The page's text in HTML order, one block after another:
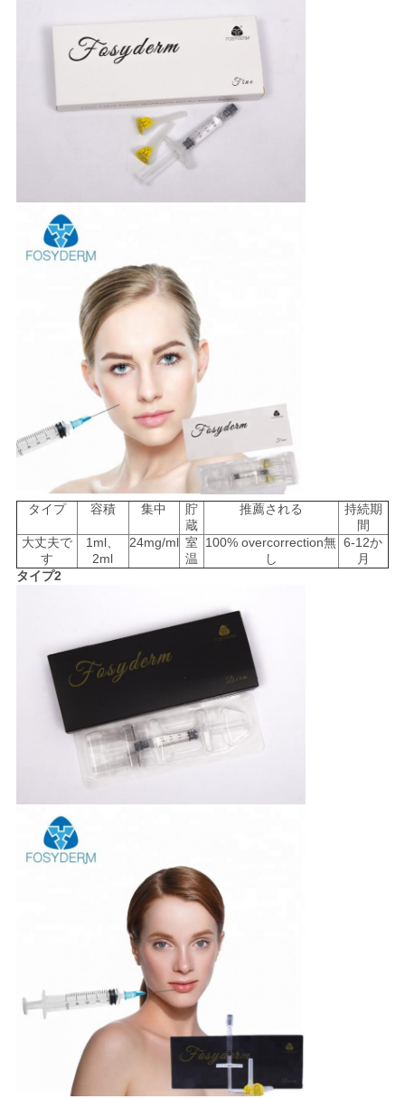
引
く
だ
さ
い
POLICY
タイプ 容積 集中
貯
蔵
推薦される
持続期
間
大丈夫で
す
1ml、
2ml
24mg/ml 室
温
100% overcorrection無
し
6-12か
月
タイプ2